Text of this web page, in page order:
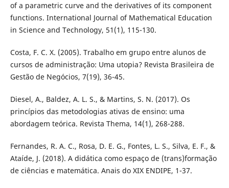
of a parametric curve and the derivatives of its component
functions. International Journal of Mathematical Education
in Science and Technology, 51(1), 115-130.
Costa, F. C. X. (2005). Trabalho em grupo entre alunos de
cursos de administração: Uma utopia? Revista Brasileira de
Gestão de Negócios, 7(19), 36-45.
Diesel, A., Baldez, A. L. S., & Martins, S. N. (2017). Os
princípios das metodologias ativas de ensino: uma
abordagem teórica. Revista Thema, 14(1), 268-288.
Fernandes, R. A. C., Rosa, D. E. G., Fontes, L. S., Silva, E. F., &
Ataíde, J. (2018). A didática como espaço de (trans)formação
de ciências e matemática. Anais do XIX ENDIPE, 1-37.